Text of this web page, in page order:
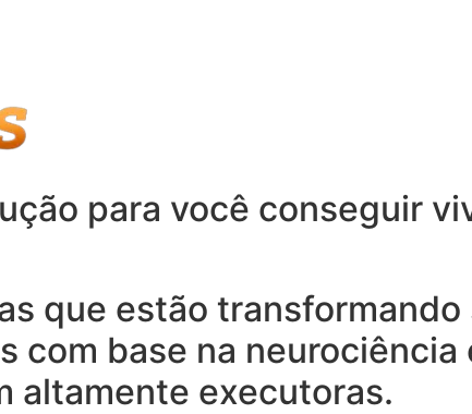
para você conseguir
que estão
base na neurociência
altamente executoras.